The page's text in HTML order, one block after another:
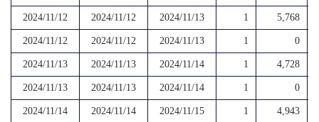
2024/11/12 2024/11/12 2024/11/13 1 5,768
2024/11/12 2024/11/12 2024/11/13 1 0
2024/11/13 2024/11/13 2024/11/14 1 4,728
2024/11/13 2024/11/13 2024/11/14 1 0
2024/11/14 2024/11/14 2024/11/15 1 4,943